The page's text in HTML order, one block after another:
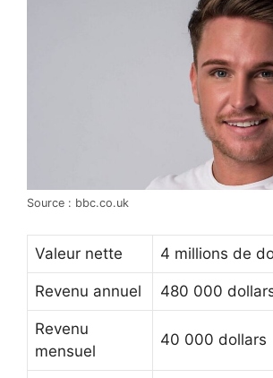
Source : bbc.co.uk
Valeur nette 4 millions de
Revenu annuel 480 000
Revenu
mensuel
40 000 dollars